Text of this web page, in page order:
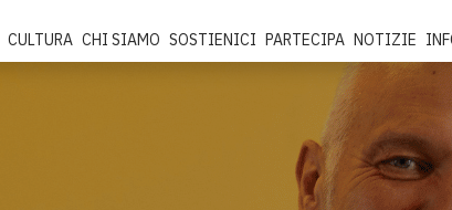
CULTURA CHI SIAMO SOSTIENICI PARTECIPA NOTIZIE